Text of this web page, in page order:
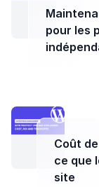
pour les
Coût
ce que
site